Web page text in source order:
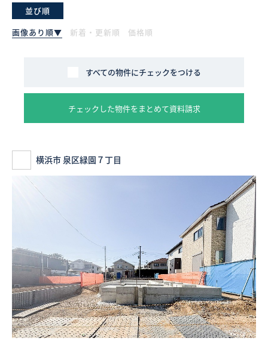
お知らせ
採用情報
お気に入り物件一覧
サイトマップ
What’s MIRAKARE
スペシャルムービーを見る
並び順
画像あり順▼
新着・更新順 価格順
すべての物件にチェックをつける
チェックした物件をまとめて資料請求
横浜市 泉区緑園７丁目